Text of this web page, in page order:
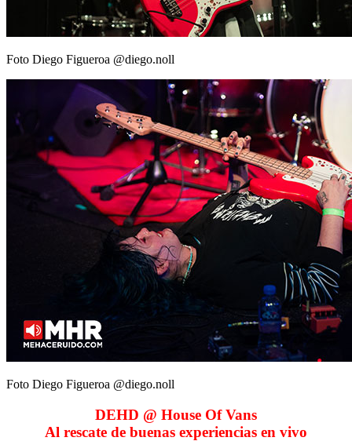
Foto Diego Figueroa @diego.noll
Foto Diego Figueroa @diego.noll
DEHD @ House Of Vans
Al rescate de buenas experiencias en vivo